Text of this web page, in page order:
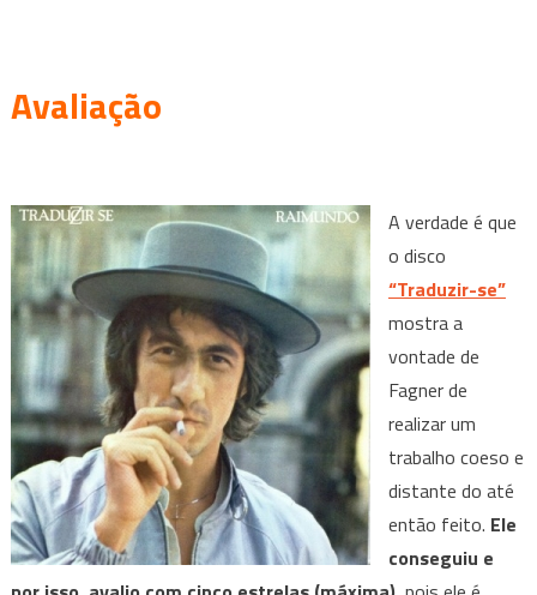
Avaliação
A verdade é que
o disco
“Traduzir-se”
mostra a
vontade de
Fagner de
realizar um
trabalho coeso e
distante do até
então feito. Ele
conseguiu e